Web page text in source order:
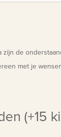
de
met je
(+15